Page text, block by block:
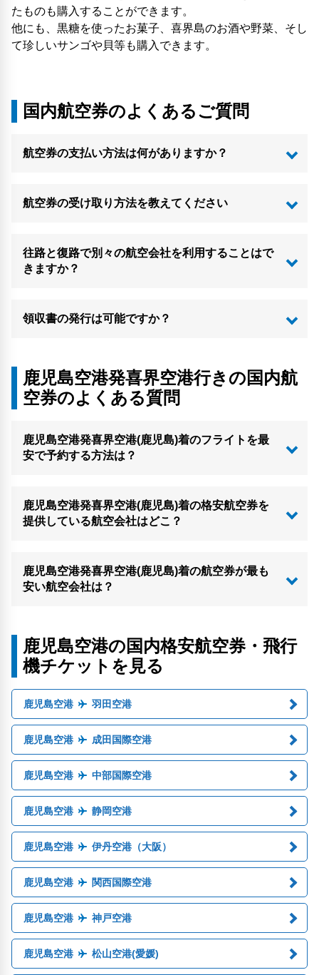
たものも購入することができます。
他にも、黒糖を使ったお菓子、喜界島のお酒や野菜、そし
て珍しいサンゴや貝等も購入できます。
国内航空券のよくあるご質問
航空券の支払い方法は何がありますか？
航空券の受け取り方法を教えてください
往路と復路で別々の航空会社を利用することはで
きますか？
領収書の発行は可能ですか？
鹿児島空港発喜界空港行きの国内航
空券のよくある質問
鹿児島空港発喜界空港(鹿児島)着のフライトを最
安で予約する方法は？
鹿児島空港発喜界空港(鹿児島)着の格安航空券を
提供している航空会社はどこ？
鹿児島空港発喜界空港(鹿児島)着の航空券が最も
安い航空会社は？
鹿児島空港の国内格安航空券・飛行
機チケットを見る
鹿児島空港 羽田空港
鹿児島空港 成田国際空港
鹿児島空港 中部国際空港
鹿児島空港 静岡空港
鹿児島空港 伊丹空港（大阪）
鹿児島空港 関西国際空港
鹿児島空港 神戸空港
鹿児島空港 松山空港(愛媛)